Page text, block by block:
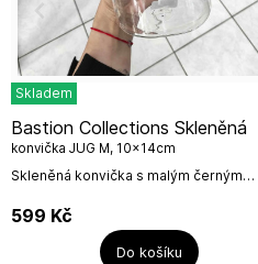
Skladem
Skleněná konvička s malým černým
na vodu, mléko, domácí limonády nebo
jako karafa na...
Bastion Collections Skleněná
konvička JUG M, 10x14cm
599 Kč
Do košíku